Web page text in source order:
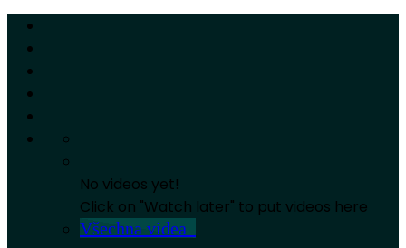
No videos yet!
Click on "Watch later" to put videos here
Všechna videa